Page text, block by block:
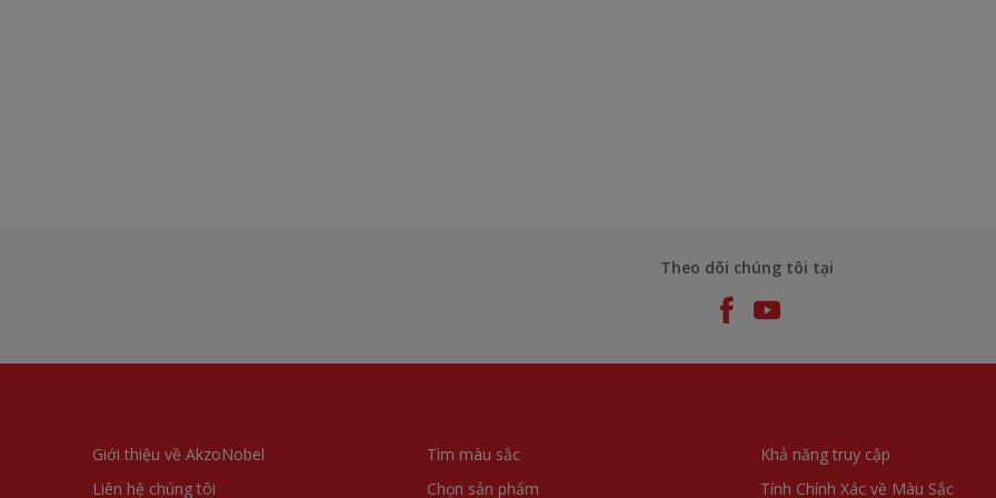
Theo dõi chúng tôi tại
Giới thiệu về AkzoNobel
Liên hệ chúng tôi
Tìm màu sắc
Chọn sản phẩm
Khả năng truy cập
Tính Chính Xác về Màu Sắc